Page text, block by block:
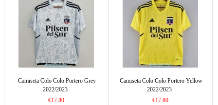
Camiseta Colo Colo Portero Grey
2022/2023
€17.80
Camiseta Colo Colo Portero Yellow
2022/2023
€17.80